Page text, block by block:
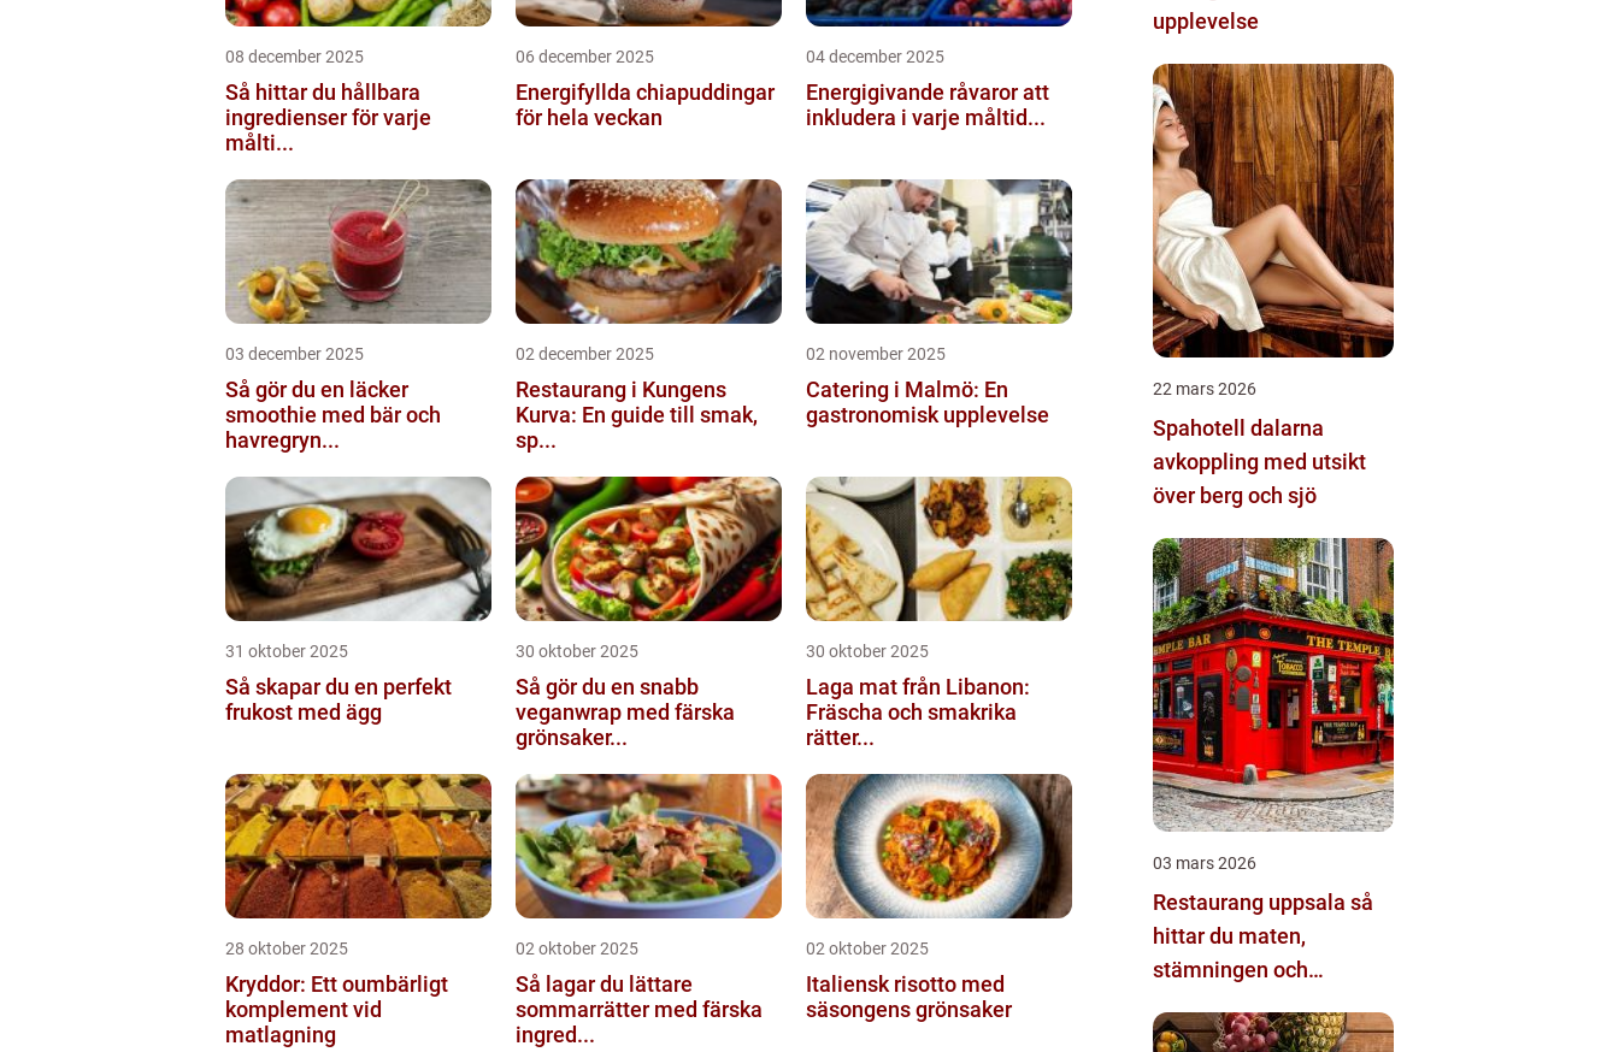
08 december 2025
Så hittar du hållbara
ingredienser för varje
målti...
06 december 2025
Energifyllda chiapuddingar
för hela veckan
04 december 2025
Energigivande råvaror att
inkludera i varje måltid...
03 december 2025
Så gör du en läcker
smoothie med bär och
havregryn...
02 december 2025
Restaurang i Kungens
Kurva: En guide till smak,
sp...
02 november 2025
Catering i Malmö: En
gastronomisk upplevelse
31 oktober 2025
Så skapar du en perfekt
frukost med ägg
30 oktober 2025
Så gör du en snabb
veganwrap med färska
grönsaker...
30 oktober 2025
Laga mat från Libanon:
Fräscha och smakrika
rätter...
28 oktober 2025
Kryddor: Ett oumbärligt
komplement vid
matlagning
02 oktober 2025
Så lagar du lättare
sommarrätter med färska
ingred...
02 oktober 2025
Italiensk risotto med
säsongens grönsaker
upplevelse
22 mars 2026
Spahotell dalarna
avkoppling med utsikt
över berg och sjö
03 mars 2026
Restaurang uppsala så
hittar du maten,
stämningen och
faktiskt återvänder till